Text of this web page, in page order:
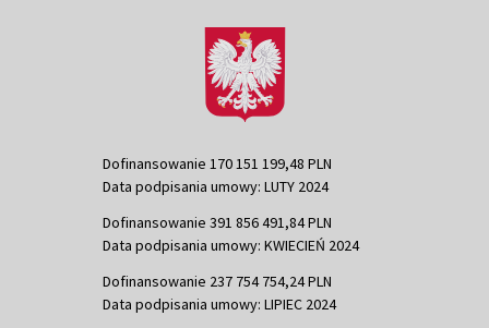
Dofinansowanie 170 151 199,48 PLN
Data podpisania umowy: LUTY 2024
Dofinansowanie 391 856 491,84 PLN
Data podpisania umowy: KWIECIEŃ 2024
Dofinansowanie 237 754 754,24 PLN
Data podpisania umowy: LIPIEC 2024